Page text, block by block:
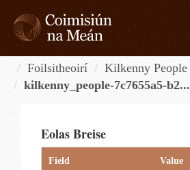
content
Foilsitheoirí
Kilkenny People
kilkenny_people-7c7655a5-b2...
Eolas Breise
Field Value